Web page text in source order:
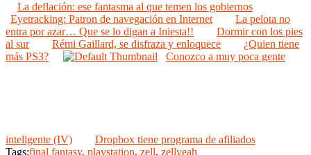
La deflación: ese fantasma al que temen los gobiernos
Eyetracking: Patron de navegación en Internet
La pelota no
entra por azar… Que se lo digan a Iniesta!!
Dormir con los pies
al sur
Rémi Gaillard, se disfraza y enloquece
¿Quien tiene
más PS3?
Conozco a muy poca gente
inteligente (IV)
Dropbox tiene programa de afiliados
Tags:final fantasy, playstation, zell, zellyeah